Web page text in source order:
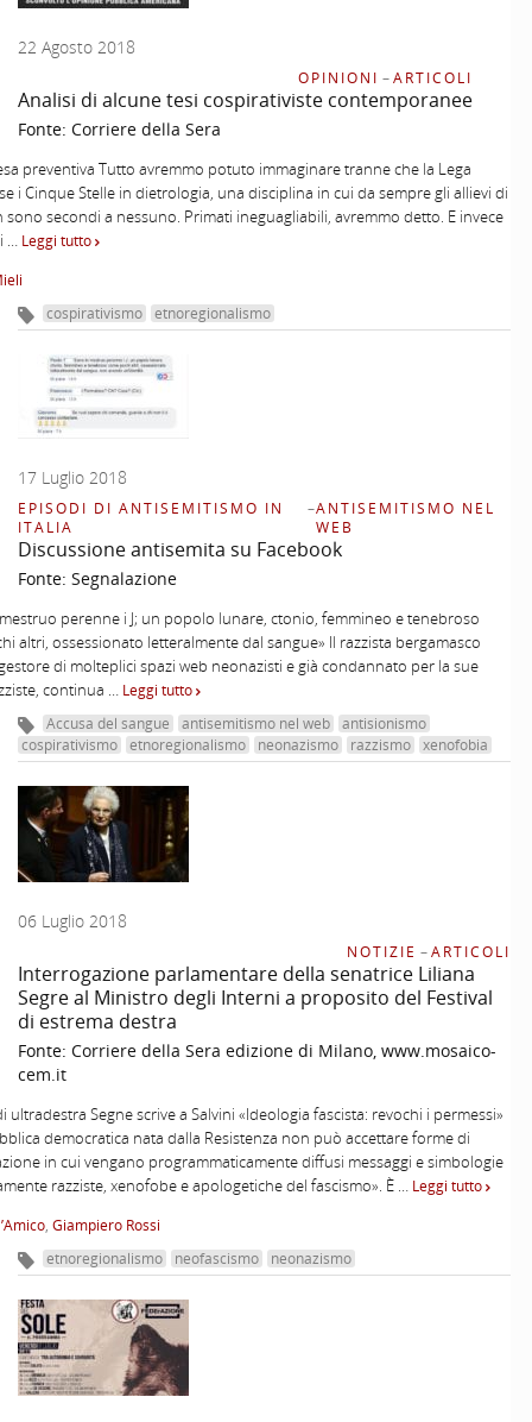
22 Agosto 2018
OPINIONI –ARTICOLI
Analisi di alcune tesi cospirativiste contemporanee
Fonte: Corriere della Sera
preventiva Tutto avremmo potuto immaginare tranne che la Lega
i Cinque Stelle in dietrologia, una disciplina in cui da sempre gli allievi di
sono secondi a nessuno. Primati ineguagliabili, avremmo detto. E invece
… Leggi tutto
cospirativismo etnoregionalismo
17 Luglio 2018
EPISODI DI ANTISEMITISMO IN
ITALIA
–ANTISEMITISMO NEL
WEB
Discussione antisemita su Facebook
Fonte: Segnalazione
perenne i J; un popolo lunare, ctonio, femmineo e tenebroso
altri, ossessionato letteralmente dal sangue» Il razzista bergamasco
di molteplici spazi web neonazisti e già condannato per la sue
continua … Leggi tutto
Accusa del sangue antisemitismo nel web
antisionismo
cospirativismo
etnoregionalismo neonazismo razzismo xenofobia
06 Luglio 2018
NOTIZIE –ARTICOLI
Interrogazione parlamentare della senatrice Liliana
Segre al Ministro degli Interni a proposito del Festival
di estrema destra
Fonte: Corriere della Sera edizione di Milano, www.mosaico-
cem.it
ultradestra Segne scrive a Salvini «Ideologia fascista: revochi i permessi»
democratica nata dalla Resistenza non può accettare forme di
in cui vengano programmaticamente diffusi messaggi e simbologie
razziste, xenofobe e apologetiche del fascismo». È … Leggi tutto
, Giampiero Rossi
etnoregionalismo neofascismo neonazismo